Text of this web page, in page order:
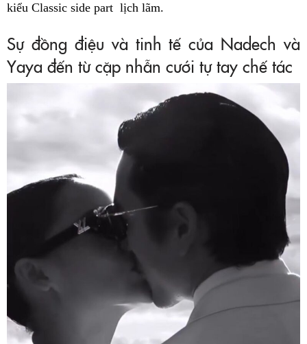
kiểu Classic side part lịch lãm.
Sự đồng điệu và tinh tế của Nadech và
Yaya đến từ cặp nhẫn cưới tự tay chế tác